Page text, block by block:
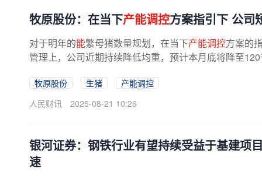
牧原股份：在当下产能调控方案指引下 公司
对于明年的能繁母猪数量规划，在当下产能调控方案的
管理上，公司近期持续降低均重，预计本月底将降至
牧原股份 生猪
产能调控
人民财讯
2025-08-21 10:26
银河证券：钢铁行业有望持续受益于基建项
速